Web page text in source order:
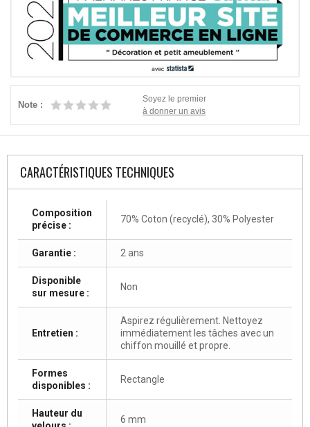
Note :
Soyez le premier
à donner un avis
CARACTÉRISTIQUES TECHNIQUES
Composition
précise :
70% Coton (recyclé), 30% Polyester
Garantie : 2 ans
Disponible
sur mesure :
Non
Entretien :
Aspirez régulièrement. Nettoyez
immédiatement les tâches avec un
chiffon mouillé et propre.
Formes
disponibles :
Rectangle
Hauteur du
6 mm